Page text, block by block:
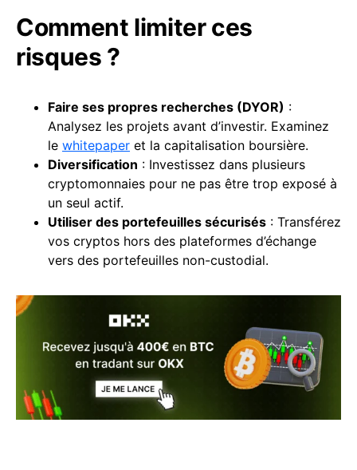
Comment limiter ces
risques ?
Faire ses propres recherches (DYOR) :
Analysez les projets avant d’investir. Examinez
le whitepaper et la capitalisation boursière.
Diversification : Investissez dans plusieurs
cryptomonnaies pour ne pas être trop exposé à
un seul actif.
Utiliser des portefeuilles sécurisés : Transférez
vos cryptos hors des plateformes d’échange
vers des portefeuilles non-custodial.